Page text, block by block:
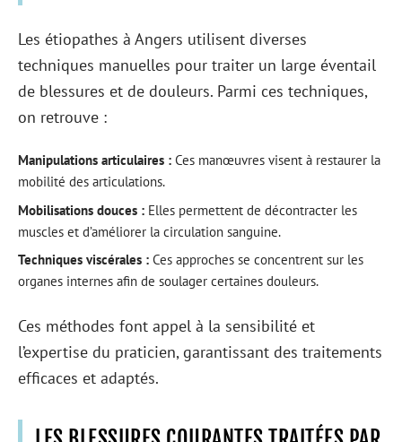
Les étiopathes à Angers utilisent diverses
techniques manuelles pour traiter un large éventail
de blessures et de douleurs. Parmi ces techniques,
on retrouve :
Manipulations articulaires : Ces manœuvres visent à restaurer la
mobilité des articulations.
Mobilisations douces : Elles permettent de décontracter les
muscles et d’améliorer la circulation sanguine.
Techniques viscérales : Ces approches se concentrent sur les
organes internes afin de soulager certaines douleurs.
Ces méthodes font appel à la sensibilité et
l’expertise du praticien, garantissant des traitements
efficaces et adaptés.